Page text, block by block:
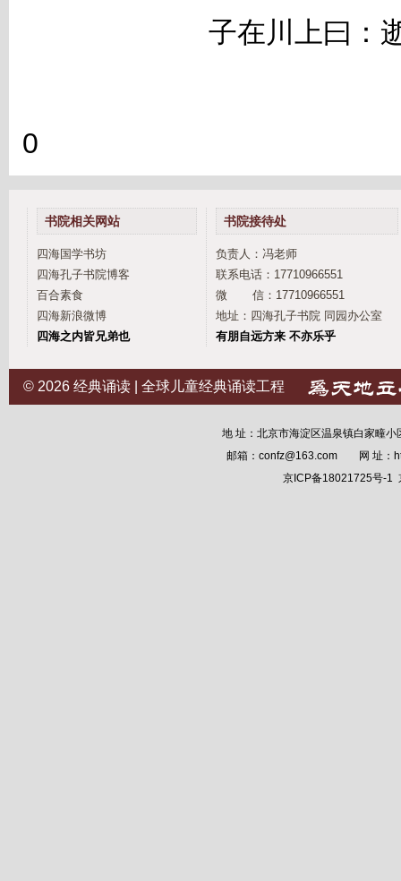
子在川上曰：
0
书院相关网站
四海国学书坊
四海孔子书院博客
百合素食
四海新浪微博
四海之内皆兄弟也
书院接待处
负责人：冯老师
联系电话：17710966551
微 信：17710966551
地址：四海孔子书院 同园办公室
有朋自远方来 不亦乐乎
© 2026 经典诵读 | 全球儿童经典诵读工程
地 址：北京市海淀区温泉镇白家
邮箱：confz@163.com 网 址：
京ICP备18021725号-1